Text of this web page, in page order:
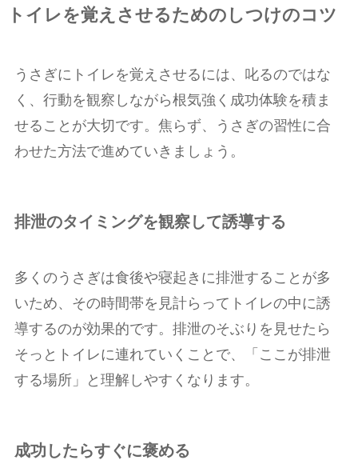
トイレを覚えさせるためのしつけのコツ
うさぎにトイレを覚えさせるには、叱るのではな
く、行動を観察しながら根気強く成功体験を積ま
せることが大切です。焦らず、うさぎの習性に合
わせた方法で進めていきましょう。
排泄のタイミングを観察して誘導する
多くのうさぎは食後や寝起きに排泄することが多
いため、その時間帯を見計らってトイレの中に誘
導するのが効果的です。排泄のそぶりを見せたら
そっとトイレに連れていくことで、「ここが排泄
する場所」と理解しやすくなります。
成功したらすぐに褒める